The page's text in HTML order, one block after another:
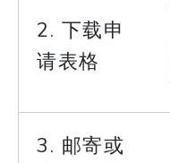
2. 下载申
请表格
3. 邮寄或